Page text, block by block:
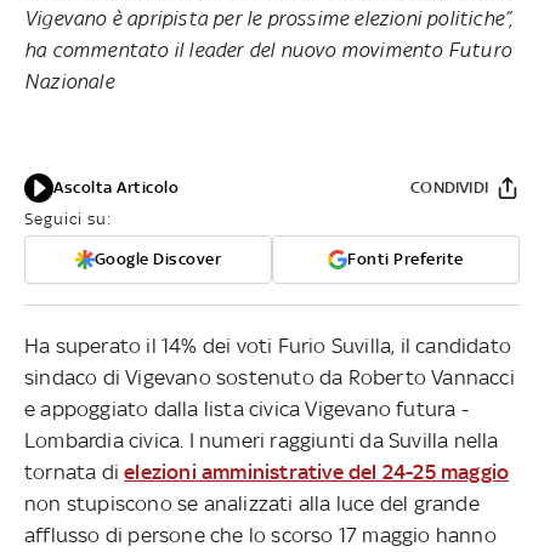
Vigevano è apripista per le prossime elezioni politiche”,
ha commentato il leader del nuovo movimento Futuro
Nazionale
Ascolta Articolo
Seguici su:
Google Discover Fonti Preferite
CONDIVIDI
Ha superato il 14% dei voti Furio Suvilla, il candidato
sindaco di Vigevano sostenuto da Roberto Vannacci
e appoggiato dalla lista civica Vigevano futura -
Lombardia civica. I numeri raggiunti da Suvilla nella
tornata dielezioni amministrative del 24-25 maggio
non stupiscono se analizzati alla luce del grande
afflusso di persone che lo scorso 17 maggio hanno